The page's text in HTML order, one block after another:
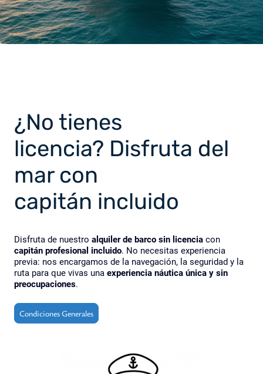
¿No tienes
licencia? Disfruta del
mar con
capitán incluido
Disfruta de nuestro alquiler de barco sin licencia con
capitán profesional incluido. No necesitas experiencia
previa: nos encargamos de la navegación, la seguridad y la
ruta para que vivas una experiencia náutica única y sin
preocupaciones.
Condiciones Generales